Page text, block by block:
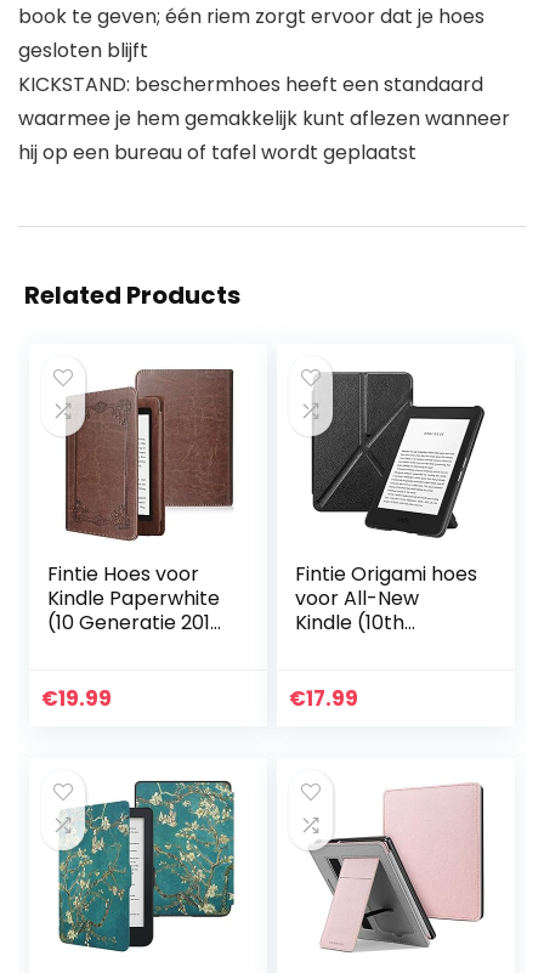
book te geven; één riem zorgt ervoor dat je hoes
gesloten blijft
KICKSTAND: beschermhoes heeft een standaard
waarmee je hem gemakkelijk kunt aflezen wanneer
hij op een bureau of tafel wordt geplaatst
Related Products
Fintie Hoes voor
Kindle Paperwhite
(10 Generatie 2018
Beschermende
€19.99
Fintie Origami hoes
voor All-New
Kindle (10th
Stand Cover
€17.99